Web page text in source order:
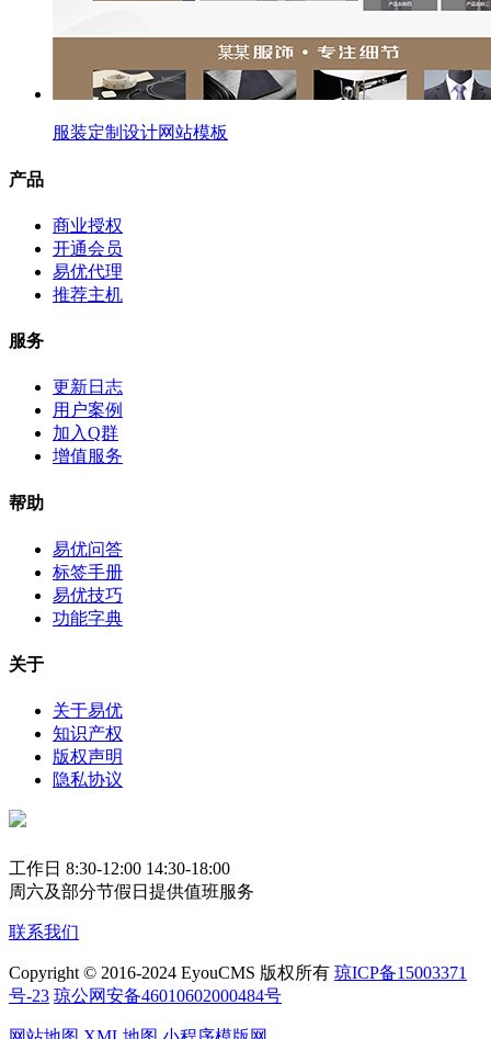
服装定制设计网站模板
产品
商业授权
开通会员
易优代理
推荐主机
服务
更新日志
用户案例
加入Q群
增值服务
帮助
易优问答
标签手册
易优技巧
功能字典
关于
关于易优
知识产权
版权声明
隐私协议
工作日 8:30-12:00 14:30-18:00
周六及部分节假日提供值班服务
联系我们
Copyright © 2016-2024 EyouCMS 版权所有 琼ICP备15003371
号-23 琼公网安备46010602000484号